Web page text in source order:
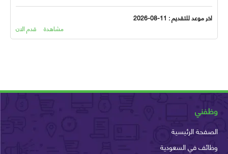
للتقديم : 11-08-2026
قدم الان
الرئيسية
في السعودية